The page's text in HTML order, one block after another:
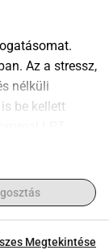
Az a stressz,
nélküli
be kellett
négy napig
mert nem
és egy vérérték
Megtekintése